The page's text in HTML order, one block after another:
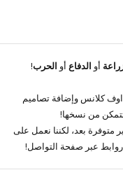
أو الدفاع أو الحرب!
كلانس وإضافة تصاميم
متوفرة بعد، لكننا نعمل على
عبر صفحة التواصل!